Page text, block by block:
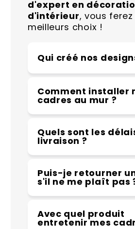
d'expert en
d'intérieur, vous ferez
meilleurs choix !
Qui créé nos
Comment installer
cadres au mur ?
Quels sont les
livraison ?
Puis-je retourner
s'il ne me plaît pas
Avec quel produit
entretenir mes